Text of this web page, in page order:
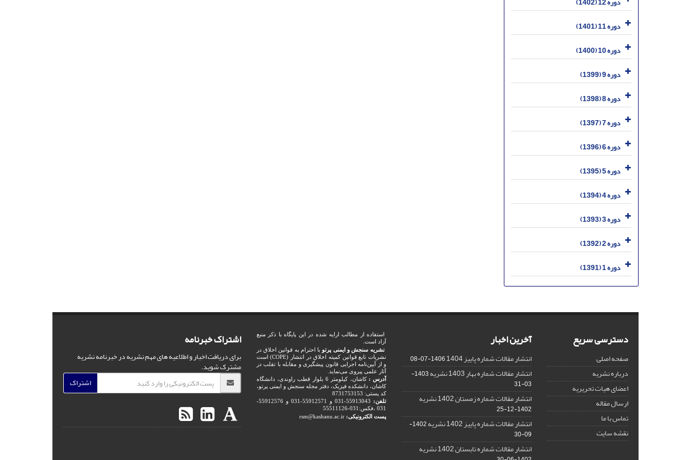
دوره 11 (1401)
دوره 10 (1400)
دوره 9 (1399)
دوره 8 (1398)
دوره 7 (1397)
دوره 6 (1396)
دوره 5 (1395)
دوره 4 (1394)
دوره 3 (1393)
دوره 2 (1392)
دوره 1 (1391)
دسترسی سریع
صفحه اصلی
درباره نشریه
اعضای هیات تحریریه
ارسال مقاله
تماس با ما
نقشه سایت
آخرین اخبار
انتشار مقالات شماره پاییز 1404 1406-07-08
انتشار مقالات شماره بهار 1403 نشریه
1403-
03-31
انتشار مقالات شماره زمستان 1402 نشریه
1402-12-25
انتشار مقالات شماره پاییز 1402 نشریه
1402-
09-30
انتشار مقالات شماره تابستان 1402 نشریه
استفاده از مطالب ارایه شده در این پایگاه با ذکر منبع
آزاد است.
نشریه سنجش و ایمنی پرتو با احترام به قوانین اخلاق در
نشریات تابع قوانین کمیته اخلاق در انتشار (COPE) است
و از آیین‌نامه اجرایی قانون پیشگیری و مقابله با تقلب در
آثار علمی پیروی می‌نماید.
آدرس :
کاشان، کیلومتر 6 بلوار قطب راوندی، دانشگاه
کاشان، دانشکده فیزیک، دفتر مجله سنجش و ایمنی پرتو،
کد پستی: 8731753153
تلفن:
55913043-031 و 55912571-031 و 55912576-
031 ،فکس:031-55511126
پست الکترونیکی: rsm@kashanu.ac.ir
اشتراک خبرنامه
برای دریافت اخبار و اطلاعیه های مهم نشریه در خبرنامه نشریه
مشترک شوید.
اشتراک